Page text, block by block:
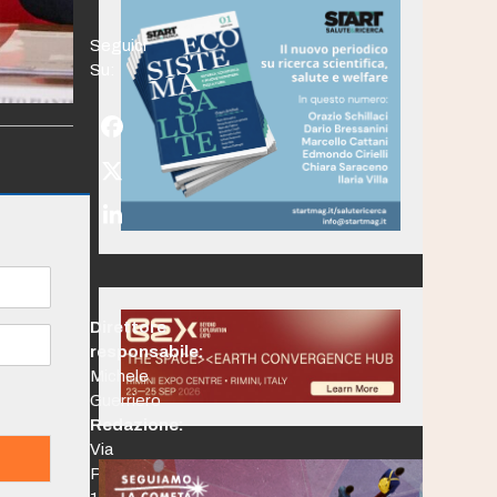
Seguici
Su:
Facebook
Twitter
(deprecated)
LinkedIn
Direttore
responsabile:
Michele
Guerriero
Redazione:
Via
Po,